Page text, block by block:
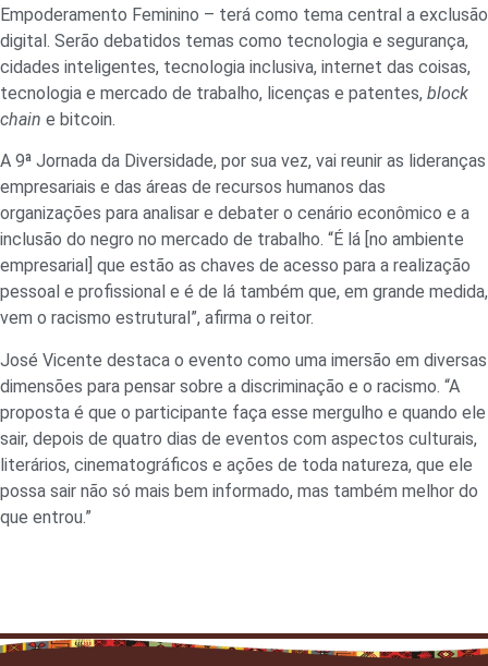
Empoderamento Feminino – terá como tema central a exclusão
digital. Serão debatidos temas como tecnologia e segurança,
cidades inteligentes, tecnologia inclusiva, internet das coisas,
tecnologia e mercado de trabalho, licenças e patentes, block
chain e bitcoin.
A 9ª Jornada da Diversidade, por sua vez, vai reunir as lideranças
empresariais e das áreas de recursos humanos das
organizações para analisar e debater o cenário econômico e a
inclusão do negro no mercado de trabalho. “É lá [no ambiente
empresarial] que estão as chaves de acesso para a realização
pessoal e profissional e é de lá também que, em grande medida,
vem o racismo estrutural”, afirma o reitor.
José Vicente destaca o evento como uma imersão em diversas
dimensões para pensar sobre a discriminação e o racismo. “A
proposta é que o participante faça esse mergulho e quando ele
sair, depois de quatro dias de eventos com aspectos culturais,
literários, cinematográficos e ações de toda natureza, que ele
possa sair não só mais bem informado, mas também melhor do
que entrou.”